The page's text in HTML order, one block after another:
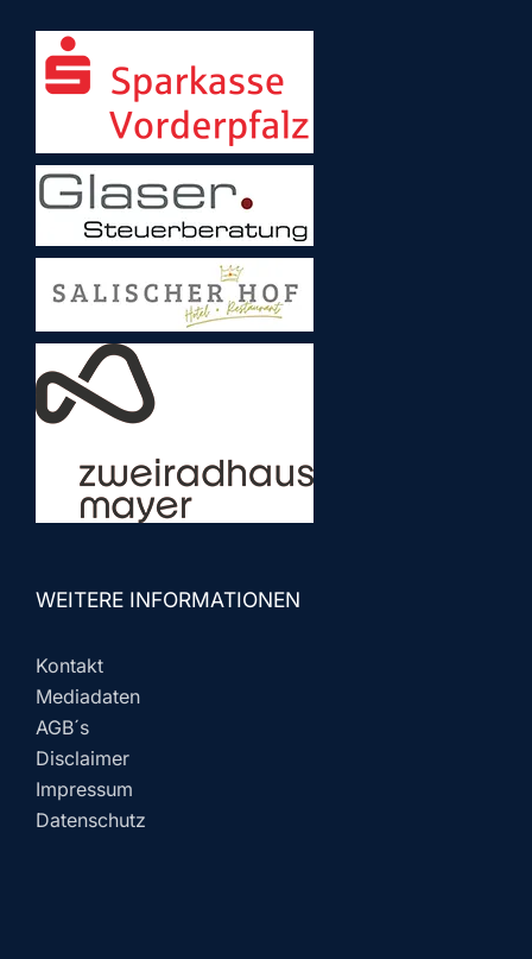
WEITERE INFORMATIONEN
Kontakt
Mediadaten
AGB´s
Disclaimer
Impressum
Datenschutz